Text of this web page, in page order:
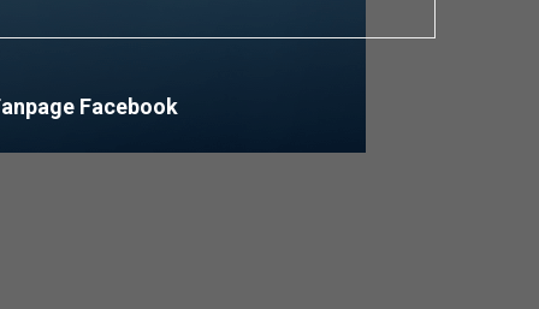
Facebook